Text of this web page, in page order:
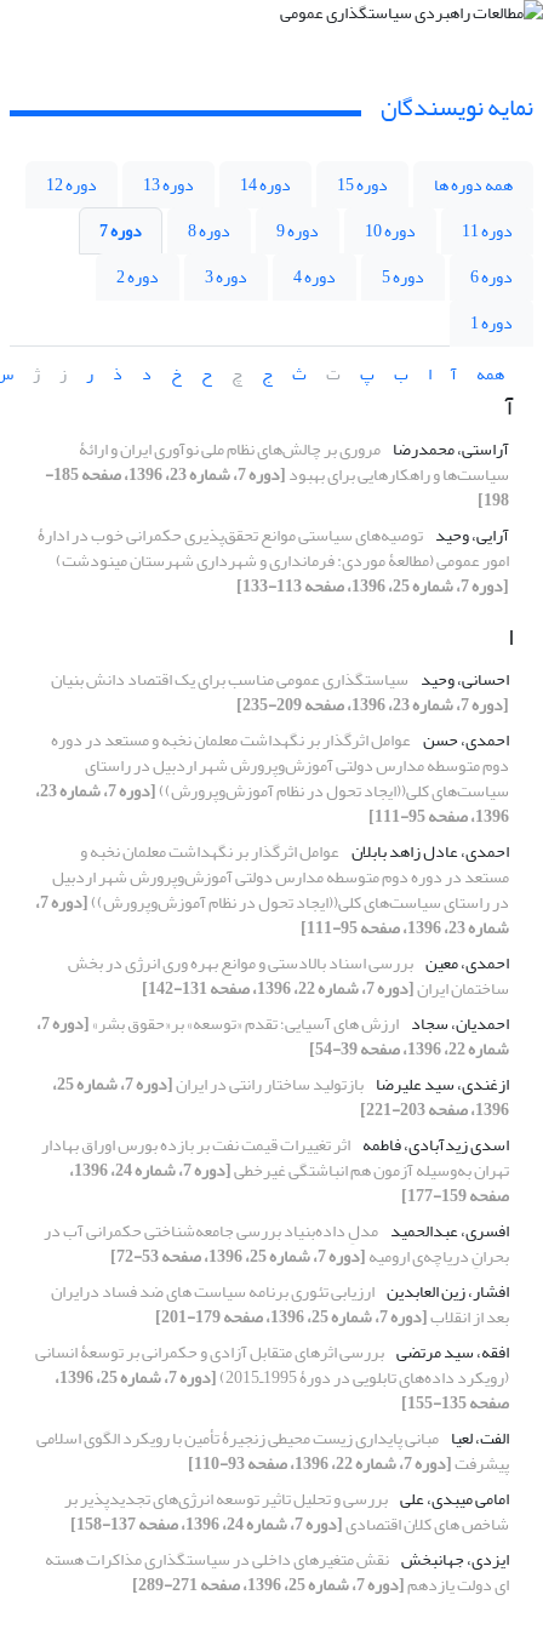
نمایه نویسندگان
همه دوره ها دوره 15 دوره 14 دوره 13
دوره 12
دوره 11
دوره 10 دوره 9 دوره 8
دوره 7
دوره 6
دوره 5 دوره 4 دوره 3
دوره 2
دوره 1
همه
آ ا ب پ ت ث ج چ ح خ د ذ ر ز ژ
آ
آراستی، محمدرضا مروری بر چالش‌های نظام ملی نوآوری ایران و ارائۀ
سیاست‌ها و راهکارهایی برای بهبود [دوره 7، شماره 23، 1396، صفحه 185-
198]
آرایی، وحید توصیه‌های سیاستی موانع تحقق‌پذیری حکمرانی خوب در ادارۀ
امور عمومی (مطالعۀ موردی: فرمانداری و شهرداری شهرستان مینودشت)
[دوره 7، شماره 25، 1396، صفحه 113-133]
ا
احسانی، وحید سیاستگذاری عمومی مناسب برای یک اقتصاد دانش بنیان
[دوره 7، شماره 23، 1396، صفحه 209-235]
احمدی، حسن عوامل اثرگذار بر نگهداشت معلمان نخبه و مستعد در دوره
دوم متوسطه مدارس دولتی آموزش‌وپرورش شهر اردبیل در راستای
سیاست‌های کلی((ایجاد تحول در نظام آموزش‌وپرورش)) [دوره 7، شماره 23،
1396، صفحه 95-111]
احمدی، عادل زاهد بابلان عوامل اثرگذار بر نگهداشت معلمان نخبه و
مستعد در دوره دوم متوسطه مدارس دولتی آموزش‌وپرورش شهر اردبیل
در راستای سیاست‌های کلی((ایجاد تحول در نظام آموزش‌وپرورش)) [دوره 7،
شماره 23، 1396، صفحه 95-111]
احمدی، معین بررسی اسناد بالادستی و موانع بهره وری انرژی در بخش
ساختمان ایران[دوره 7، شماره 22، 1396، صفحه 131-142]
احمدیان، سجاد ارزش های آسیایی؛ تقدم «توسعه» بر«حقوق بشر» [دوره 7،
شماره 22، 1396، صفحه 39-54]
ازغندی، سید علیرضا بازتولید ساختار رانتی در ایران [دوره 7، شماره 25،
1396، صفحه 203-221]
اسدی زیدآبادی، فاطمه اثر تغییرات قیمت نفت بر بازده بورس اوراق بهادار
تهران به‌وسیله آزمون هم انباشتگی غیرخطی [دوره 7، شماره 24، 1396،
صفحه 159-177]
افسری، عبدالحمید مدلِ داده‌بنیاد بررسی جامعه‌شناختی حکمرانی آب در
بحرانِ دریاچه‌ی ارومیه[دوره 7، شماره 25، 1396، صفحه 53-72]
افشار، زین العابدین ارزیابی تئوری برنامه سیاست های ضد فساد درایران
بعد از انقلاب[دوره 7، شماره 25، 1396، صفحه 179-201]
افقه، سید مرتضی بررسی اثرهای متقابل آزادی و حکمرانی بر توسعۀ انسانی
(رویکرد داده‌های تابلویی در دورۀ 1995ـ2015) [دوره 7، شماره 25، 1396،
صفحه 135-155]
الفت، لعیا مبانی پایداری زیست محیطی زنجیرۀ تأمین با رویکرد الگوی اسلامی
پیشرفت[دوره 7، شماره 22، 1396، صفحه 93-110]
امامی میبدی، علی بررسی و تحلیل تاثیر توسعه انرژی‌های تجدیدپذیر بر
شاخص های کلان اقتصادی[دوره 7، شماره 24، 1396، صفحه 137-158]
ایزدی، جهانبخش نقش متغیرهای داخلی در سیاستگذاری مذاکرات هسته
ای دولت یازدهم[دوره 7، شماره 25، 1396، صفحه 271-289]